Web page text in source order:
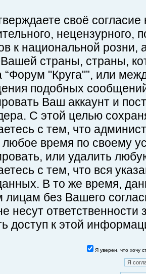
своё
нецензурного,
к национальной
страны, страны,
"Круга"”, или
подобных
Ваш аккаунт и
С этой целью
с тем, что
любое время по своему
или удалить
с тем, что вся
В то же время,
лицам без Вашего
несут ответственности
доступ к этой
Я уверен, что хочу